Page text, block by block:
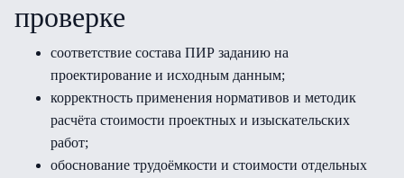
проверке
соответствие состава ПИР заданию на
проектирование и исходным данным;
корректность применения нормативов и методик
расчёта стоимости проектных и изыскательских
работ;
обоснование трудоёмкости и стоимости отдельных